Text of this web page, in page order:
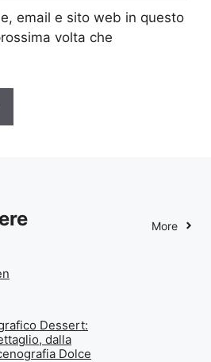
email e sito web in questo
volta che
More
Dessert:
dalla
Dolce